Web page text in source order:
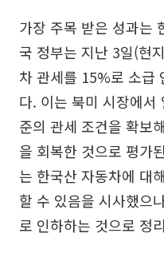
가장 주목 받은 성과는
국 정부는 지난 3일(현
차 관세를 15%로 소급
다. 이는 북미 시장에서
준의 관세 조건을 확보
을 회복한 것으로 평가
는 한국산 자동차에 대
할 수 있음을 시사했으
로 인하하는 것으로 정